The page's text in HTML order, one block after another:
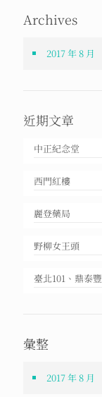
Archives
2017 年 8 月
近期文章
中正紀念堂
西門紅樓
麗登藥局
野柳女王頭
臺北101、鼎泰豐
彙整
2017 年 8 月